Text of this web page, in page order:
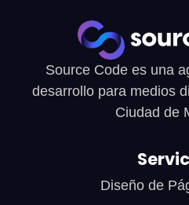
Source Code es una
desarrollo para medios
Ciudad de
Diseño de